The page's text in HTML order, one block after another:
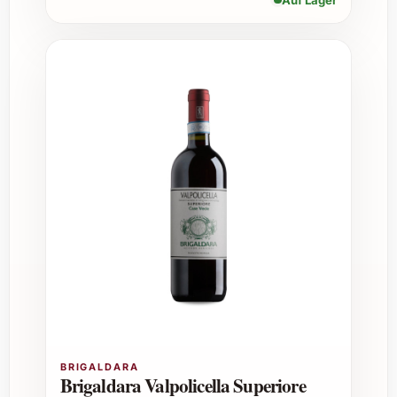
Obwohl Moteur Pistache Rosé 2023 sofort
Freude bereitet, kann er bei optimalen
Lagerbedingungen (kühl, dunkel, möglichst
konstant) bis zu zwei Jahre aufbewahrt
werden, ohne an Qualität zu verlieren.
4. Passt dieser Rosé zu Speisen mit
Ja, die dezente Pistaziennote im Wein
harmoniert besonders gut mit Gerichten, die
Nüssen.
BRIGALDARA
Brigaldara Valpolicella Superiore